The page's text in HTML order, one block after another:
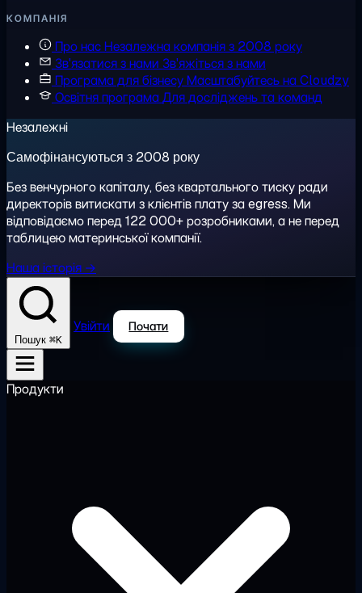
КОМПАНІЯ
Про насНезалежна компанія з 2008 року
Зв'язатися з нами Зв'яжіться з нами
Програма для бізнесуМасштабуйтесь на Cloudzy
Освітня програмаДля досліджень та команд
Незалежні
Самофінансуються з 2008 року
Без венчурного капіталу, без квартального тиску ради
директорів витискати з клієнтів плату за egress. Ми
відповідаємо перед 122 000+ розробниками, а не перед
таблицею материнської компанії.
Наша історія →
Пошук ⌘K
Увійти Почати
Продукти